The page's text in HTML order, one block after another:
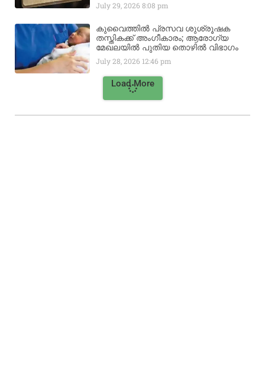
July 29, 20268:08 pm
കുവൈത്തിൽ പ്രസവ ശുശ്രൂഷക
തസ്തികക്ക് അംഗീകാരം; ആരോഗ്യ
മേഖലയിൽ പുതിയ തൊഴിൽ വിഭാഗം
July 28, 2026 12:46 pm
Load More